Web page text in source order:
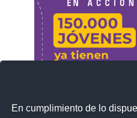
En cumplimiento de lo